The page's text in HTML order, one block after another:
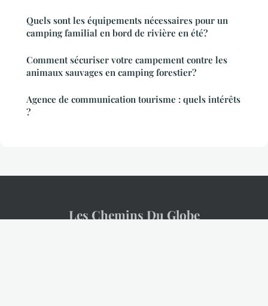
Quels sont les équipements nécessaires pour un
camping familial en bord de rivière en été?
Comment sécuriser votre campement contre les
animaux sauvages en camping forestier?
Agence de communication tourisme : quels intérêts
?
Les Chemins Du Globe